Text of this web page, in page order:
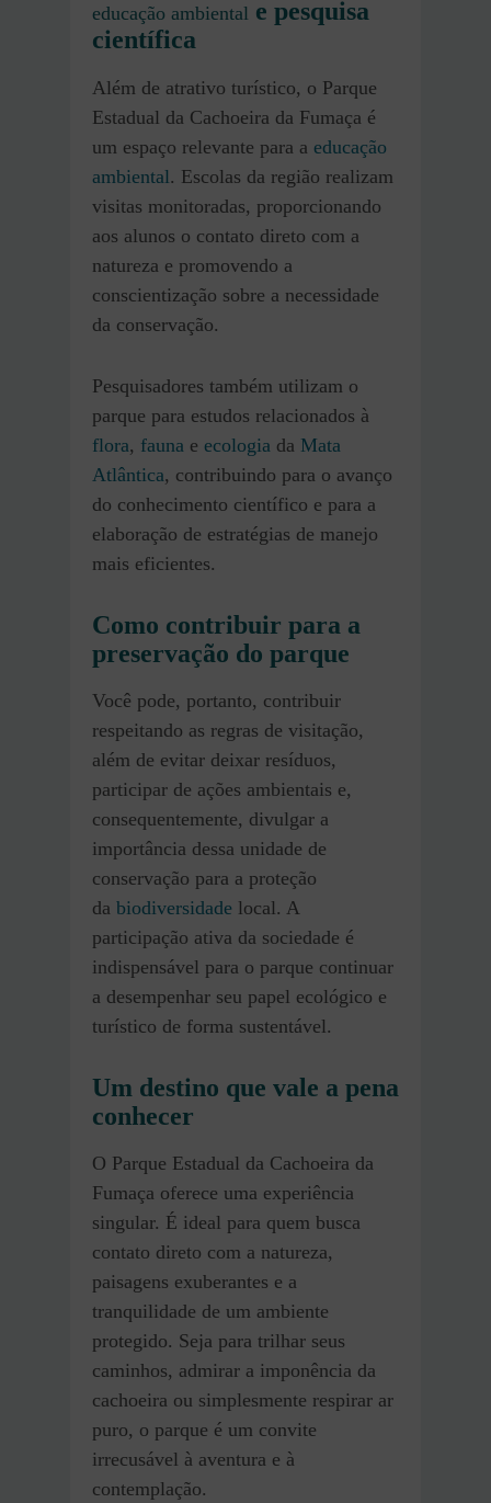
educação ambiental e pesquisa
científica
Além de atrativo turístico, o Parque
Estadual da Cachoeira da Fumaça é
um espaço relevante para a educação
ambiental. Escolas da região realizam
visitas monitoradas, proporcionando
aos alunos o contato direto com a
natureza e promovendo a
conscientização sobre a necessidade
da conservação.
Pesquisadores também utilizam o
parque para estudos relacionados à
flora, fauna e ecologia da Mata
Atlântica, contribuindo para o avanço
do conhecimento científico e para a
elaboração de estratégias de manejo
mais eficientes.
Como contribuir para a
preservação do parque
Você pode, portanto, contribuir
respeitando as regras de visitação,
além de evitar deixar resíduos,
participar de ações ambientais e,
consequentemente, divulgar a
importância dessa unidade de
conservação para a proteção
da biodiversidade local. A
participação ativa da sociedade é
indispensável para o parque continuar
a desempenhar seu papel ecológico e
turístico de forma sustentável.
Um destino que vale a pena
conhecer
O Parque Estadual da Cachoeira da
Fumaça oferece uma experiência
singular. É ideal para quem busca
contato direto com a natureza,
paisagens exuberantes e a
tranquilidade de um ambiente
protegido. Seja para trilhar seus
caminhos, admirar a imponência da
cachoeira ou simplesmente respirar ar
puro, o parque é um convite
irrecusável à aventura e à
contemplação.